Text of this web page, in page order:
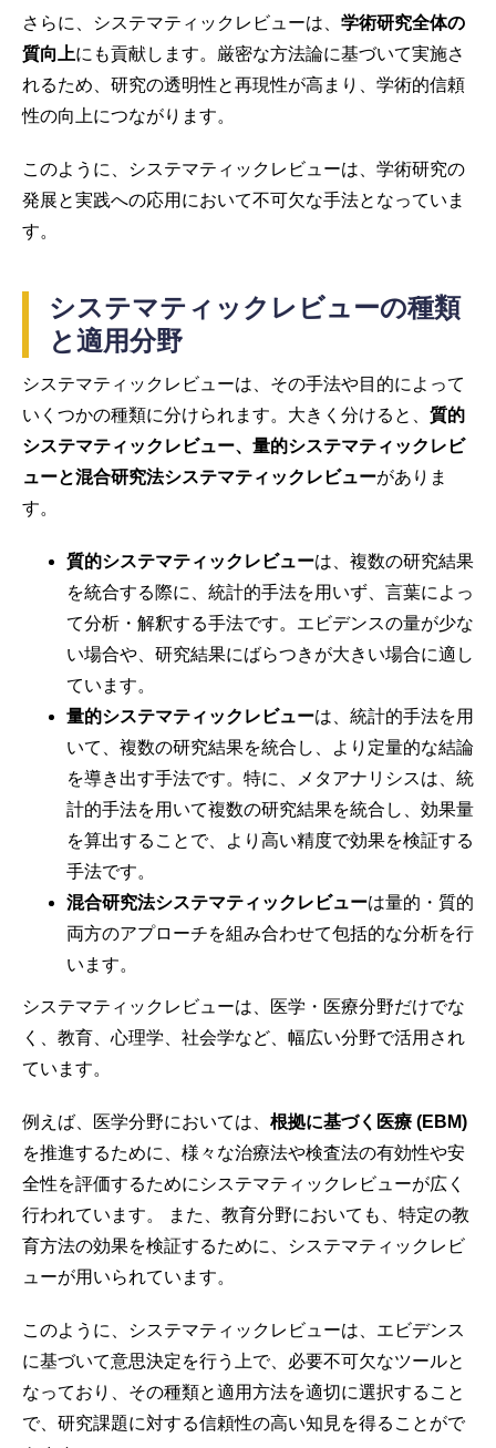
さらに、システマティックレビューは、 学術研究全体の
質向上にも貢献します。厳密な方法論に基づいて実施さ
れるため、研究の透明性と再現性が高まり、学術的信頼
性の向上につながります。
このように、システマティックレビューは、学術研究の
発展と実践への応用において不可欠な手法となっていま
す。
システマティックレビューの種類
と適用分野
システマティックレビューは、その手法や目的によって
いくつかの種類に分けられます。大きく分けると、 質的
システマティックレビュー、量的システマティックレビ
ューと混合研究法システマティックレビューがありま
す。
質的システマティックレビューは、複数の研究結果
を統合する際に、統計的手法を用いず、言葉によっ
て分析・解釈する手法です。エビデンスの量が少な
い場合や、研究結果にばらつきが大きい場合に適し
ています。
量的システマティックレビューは、統計的手法を用
いて、複数の研究結果を統合し、より定量的な結論
を導き出す手法です。特に、メタアナリシスは、統
計的手法を用いて複数の研究結果を統合し、効果量
を算出することで、より高い精度で効果を検証する
手法です。
混合研究法システマティックレビューは量的・質的
両方のアプローチを組み合わせて包括的な分析を行
います。
システマティックレビューは、医学・医療分野だけでな
く、教育、心理学、社会学など、幅広い分野で活用され
ています。
例えば、医学分野においては、 根拠に基づく医療 (EBM)
を推進するために、様々な治療法や検査法の有効性や安
全性を評価するためにシステマティックレビューが広く
行われています。 また、教育分野においても、特定の教
育方法の効果を検証するために、システマティックレビ
ューが用いられています。
このように、システマティックレビューは、エビデンス
に基づいて意思決定を行う上で、必要不可欠なツールと
なっており、その種類と適用方法を適切に選択すること
で、研究課題に対する信頼性の高い知見を得ることがで